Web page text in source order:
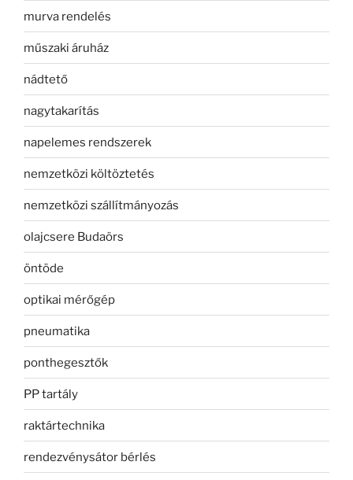
murva rendelés
műszaki áruház
nádtető
nagytakarítás
napelemes rendszerek
nemzetközi költöztetés
nemzetközi szállítmányozás
olajcsere Budaörs
öntöde
optikai mérőgép
pneumatika
ponthegesztők
PP tartály
raktártechnika
rendezvénysátor bérlés